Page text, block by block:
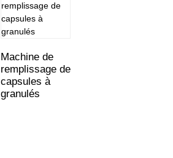
Machine de
remplissage de
capsules à
granulés